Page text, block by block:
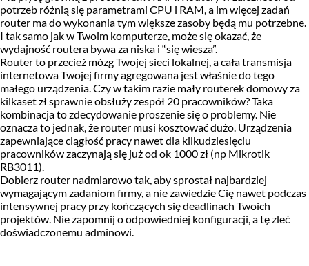
potrzeb różnią się parametrami CPU i RAM, a im więcej zadań
router ma do wykonania tym większe zasoby będą mu potrzebne.
I tak samo jak w Twoim komputerze, może się okazać, że
wydajność routera bywa za niska i “się wiesza”.
Router to przecież mózg Twojej sieci lokalnej, a cała transmisja
internetowa Twojej firmy agregowana jest właśnie do tego
małego urządzenia. Czy w takim razie mały routerek domowy za
kilkaset zł sprawnie obsłuży zespół 20 pracowników? Taka
kombinacja to zdecydowanie proszenie się o problemy. Nie
oznacza to jednak, że router musi kosztować dużo. Urządzenia
zapewniające ciągłość pracy nawet dla kilkudziesięciu
pracowników zaczynają się już od ok 1000 zł (np Mikrotik
RB3011).
Dobierz router nadmiarowo tak, aby sprostał najbardziej
wymagającym zadaniom firmy, a nie zawiedzie Cię nawet podczas
intensywnej pracy przy kończących się deadlinach Twoich
projektów. Nie zapomnij o odpowiedniej konfiguracji, a tę zleć
doświadczonemu adminowi.